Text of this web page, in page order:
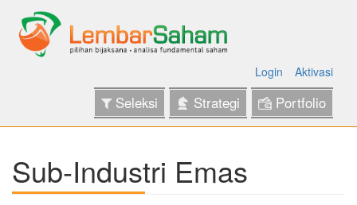
Login Aktivasi
Seleksi Strategi Portfolio
Sub-Industri Emas